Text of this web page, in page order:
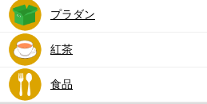
プラダン
紅茶
食品